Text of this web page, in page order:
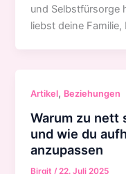
und Selbstfürsorge
liebst deine
Artikel, Beziehungen
Warum zu nett
und wie du
anzupassen
Birgit /22. Juli 2025